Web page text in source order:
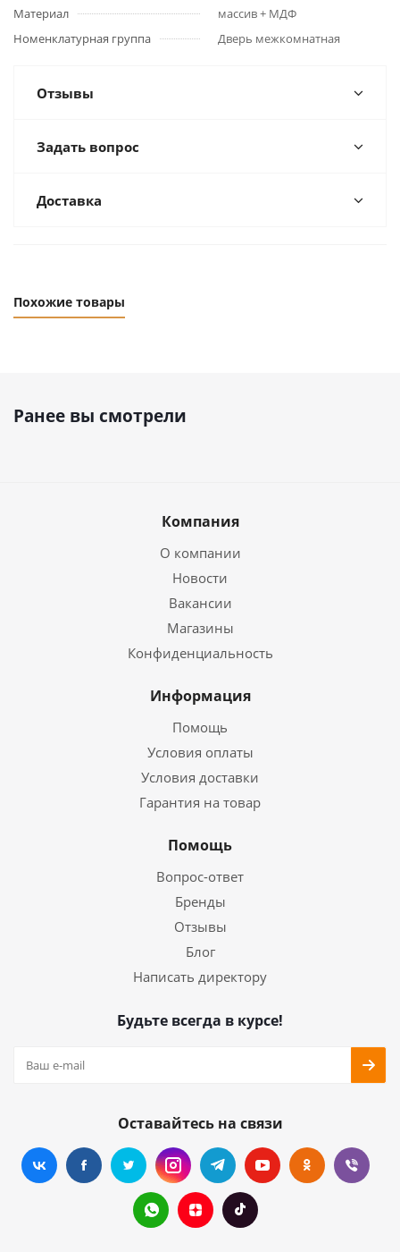
Материал
массив + МДФ
Номенклатурная группа
Дверь межкомнатная
Отзывы
Задать вопрос
Доставка
Похожие товары
Ранее вы смотрели
Компания
О компании
Новости
Вакансии
Магазины
Конфиденциальность
Информация
Помощь
Условия оплаты
Условия доставки
Гарантия на товар
Помощь
Вопрос-ответ
Бренды
Отзывы
Блог
Написать директору
Будьте всегда в курсе!
Оставайтесь на связи